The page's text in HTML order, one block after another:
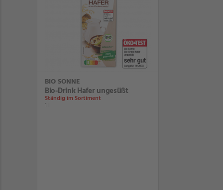
BIO SONNE
Bio-Drink Hafer ungesüßt
Ständig im Sortiment
1 l